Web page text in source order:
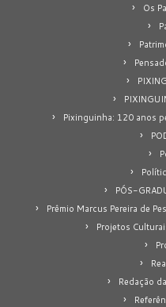
Os
Pixinguinha: 120 anos
PÓS-
Prêmio Marcus Pereira de
Projetos
Redação